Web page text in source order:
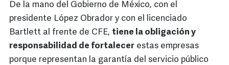
De la mano del Gobierno de México, con el
presidente López Obrador y con el licenciado
Bartlett al frente de CFE, tiene la obligación y
responsabilidad de fortalecer estas empresas
porque representan la garantía del servicio público